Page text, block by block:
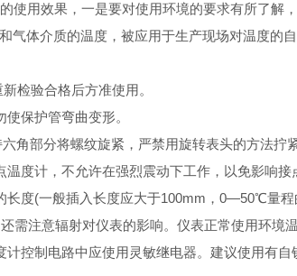
使用效果，一是要对使用环境的要求有所了解
体介质的温度，被应用于生产现场对温度的
检验合格后方准使用。
保护管弯曲变形。
部分将螺纹旋紧，严禁用旋转表头的方法拧
度计，不允许在强烈震动下工作，以免影响接
度(一般插入长度应大于100mm，0—50℃量程
注意辐射对仪表的影响。仪表正常使用环境
制电路中应使用灵敏继电器。建议使用有自